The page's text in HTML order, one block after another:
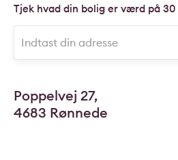
Tjek hvad din bolig er værd på 30
Poppelvej 27,
4683 Rønnede